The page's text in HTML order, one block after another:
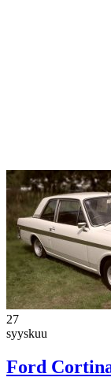
27
syyskuu
Ford